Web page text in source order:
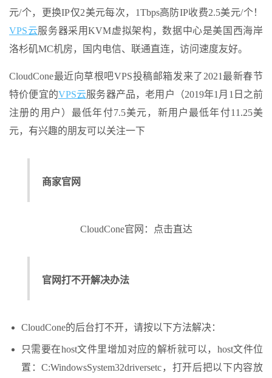
元/个，更换IP仅2美元每次，1Tbps高防IP收费2.5美元/个！
VPS云服务器采用KVM虚拟架构，数据中心是美国西海岸
洛杉矶MC机房，国内电信、联通直连，访问速度友好。
CloudCone最近向草根吧VPS投稿邮箱发来了2021最新春节
特价便宜的VPS云服务器产品，老用户（2019年1月1日之前
注册的用户）最低年付7.5美元，新用户最低年付11.25美
元，有兴趣的朋友可以关注一下
商家官网
CloudCone官网：点击直达
官网打不开解决办法
CloudCone的后台打不开，请按以下方法解决：
只需要在host文件里增加对应的解析就可以，host文件位
置：C:WindowsSystem32driversetc，打开后把以下内容放